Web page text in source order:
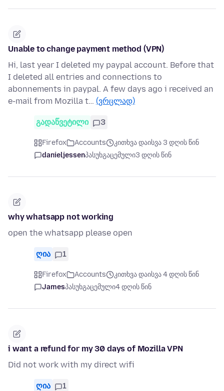
Unable to change payment method (VPN)
Hi, last year I deleted my paypal account. Before that
I deleted all entries and connections to
abonnements in paypal. A few days ago i received an
e-mail from Mozilla t… (ვრცლად)
გადაწვეტილი 3
Firefox Accounts
კითხვა დაისვა 3 დღის წინ
danieljessenპასუხგაცემული3 დღის წინ
why whatsapp not working
open the whatsapp please open
ღია 1
Firefox Accounts
კითხვა დაისვა 4 დღის წინ
Jamesპასუხგაცემული4 დღის წინ
i want a refund for my 30 days of Mozilla VPN
Did not work with my direct wifi
ღია 1